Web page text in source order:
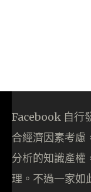
Facebook 自行
合經濟因素考
分析的知識產權
理。不過一家如